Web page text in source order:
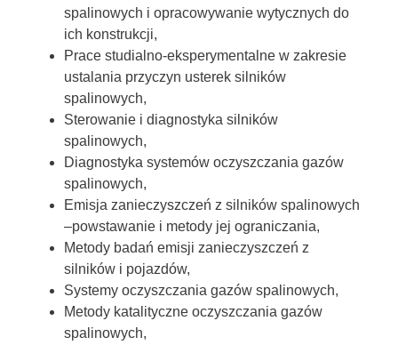
spalinowych i opracowywanie wytycznych do
ich konstrukcji,
Prace studialno-eksperymentalne w zakresie
ustalania przyczyn usterek silników
spalinowych,
Sterowanie i diagnostyka silników
spalinowych,
Diagnostyka systemów oczyszczania gazów
spalinowych,
Emisja zanieczyszczeń z silników spalinowych
–powstawanie i metody jej ograniczania,
Metody badań emisji zanieczyszczeń z
silników i pojazdów,
Systemy oczyszczania gazów spalinowych,
Metody katalityczne oczyszczania gazów
spalinowych,